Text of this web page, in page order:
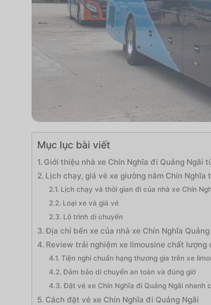
Mục lục bài viết
Giới thiệu nhà xe Chín Nghĩa đi Quảng Ngãi
Lịch chạy, giá vé xe giường nằm Chín Nghĩa
Lịch chạy và thời gian đi của nhà xe Chín
Loại xe và giá vé
Lộ trình di chuyển
Địa chỉ bến xe của nhà xe Chín Nghĩa
Review trải nghiệm xe limousine chất lượng
Tiện nghi chuẩn hạng thương gia trên xe
Đảm bảo di chuyển an toàn và đúng giờ
Đặt vé xe Chín Nghĩa đi Quảng Ngãi nhanh
Cách đặt vé xe Chín Nghĩa đi Quảng Ngãi